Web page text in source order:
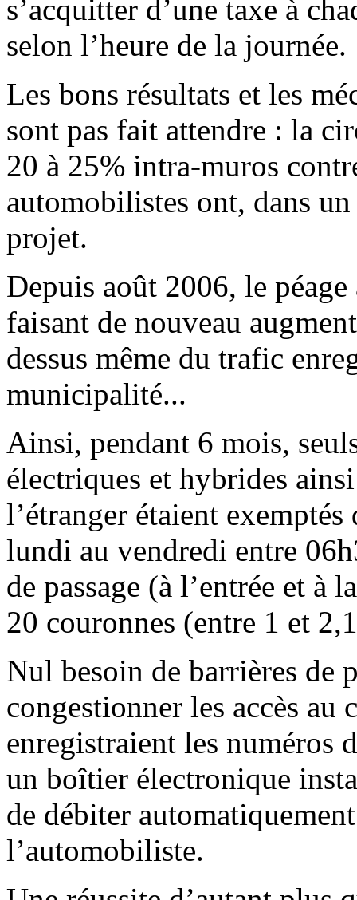
s’acquitter d’une taxe à
selon l’heure de la journée.
Les bons résultats et les
sont pas fait attendre : la
20 à 25% intra-muros
automobilistes ont, dans
projet.
Depuis août 2006, le
faisant de nouveau
dessus même du trafic
municipalité...
Ainsi, pendant 6 mois,
électriques et hybrides
l’étranger étaient
lundi au vendredi entre
de passage (à l’entrée et à
20 couronnes (entre 1 et
Nul besoin de barrières de
congestionner les accès au
enregistraient les numéros
un boîtier électronique
de débiter
l’automobiliste.